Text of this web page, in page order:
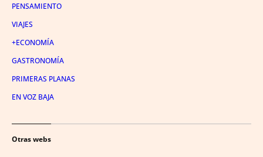
PENSAMIENTO
VIAJES
+ECONOMÍA
GASTRONOMÍA
PRIMERAS PLANAS
EN VOZ BAJA
Otras webs